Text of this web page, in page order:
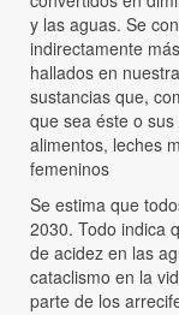
y las aguas. Se
indirectamente
hallados en
sustancias que,
que sea éste o
alimentos, leches
femeninos
Se estima que
2030. Todo indica
de acidez en las
cataclismo en la
parte de los